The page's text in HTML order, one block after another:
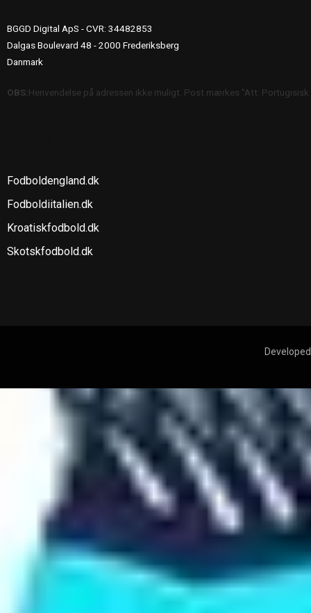
BGGD Digital ApS - CVR: 34482853
Dalgas Boulevard 48 - 2000 Frederiksberg
Danmark
OBS:Henvendelse på adressen ikke muligt. Post mærkes "Att:
Fodboldengland.dk
Fodboldiitalien.dk
Kroatiskfodbold.dk
Skotskfodbold.dk